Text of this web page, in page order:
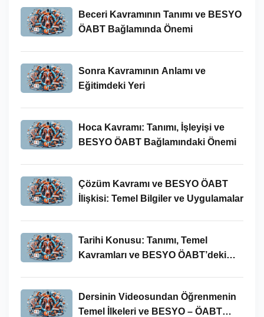
Beceri Kavramının Tanımı ve BESYO
ÖABT Bağlamında Önemi
Sonra Kavramının Anlamı ve
Eğitimdeki Yeri
Hoca Kavramı: Tanımı, İşleyişi ve
BESYO ÖABT Bağlamındaki Önemi
Çözüm Kavramı ve BESYO ÖABT
İlişkisi: Temel Bilgiler ve Uygulamalar
Tarihi Konusu: Tanımı, Temel
Kavramları ve BESYO ÖABT’deki
Dersinin Videosundan Öğrenmenin
Temel İlkeleri ve BESYO – ÖABT